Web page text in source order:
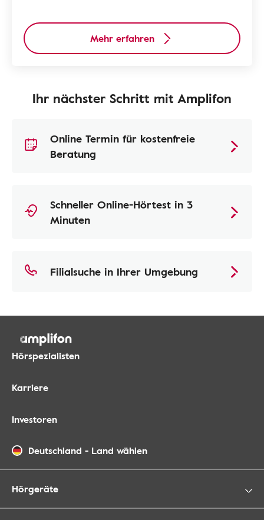
Mehr erfahren
Ihr nächster Schritt mit Amplifon
Online Termin für kostenfreie
Beratung
Schneller Online-Hörtest in 3
Minuten
Filialsuche in Ihrer Umgebung
Hörspezialisten
Karriere
Investoren
Deutschland - Land wählen
Hörgeräte